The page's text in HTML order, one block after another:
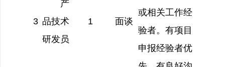
3
产
品技术
研发员
1 面谈
或相关工作经
验者。有项目
申报经验者优